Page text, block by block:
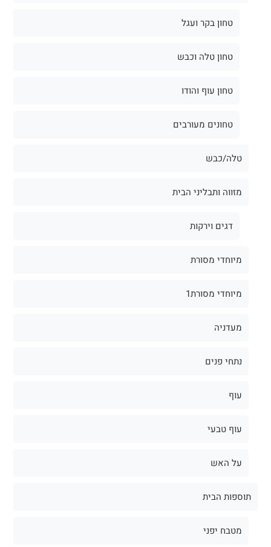
טחון בקר ועגל
טחון טלה וכבש
טחון עוף והודו
טחונים מעורבים
טלה/כבש
מזווה ותבליני הבית
דגים וירקות
מיוחדי מסורת
מיוחדי מסורת1
מעדניה
נתחי פנים
עוף
עוף טבעי
על האש
תוספות הבית
מטבח יפני